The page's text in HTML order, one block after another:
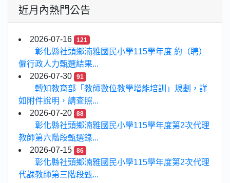
近月內熱門公告
2026-07-16 121
彰化縣社頭鄉湳雅國民小學115學年度 約（聘）
僱行政人力甄選結果...
2026-07-30
91
轉知教育部「教師數位教學增能培訓」規劃，詳
如附件說明，請查照...
2026-07-20
88
彰化縣社頭鄉湳雅國民小學115學年度第2次代理
教師第六階段甄選錄...
2026-07-15
86
彰化縣社頭鄉湳雅國民小學115學年度第2次代理
代課教師第三階段甄...